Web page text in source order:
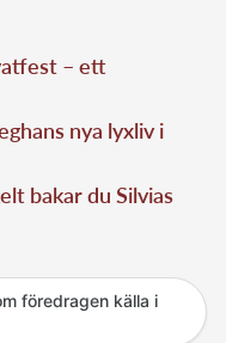
– ett
nya lyxliv i
bakar du Silvias
föredragen källa i